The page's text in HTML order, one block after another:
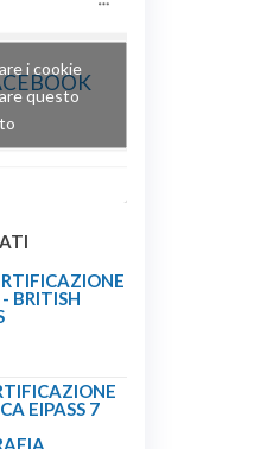
i cookie
questo
BRITISH
EIPASS 7